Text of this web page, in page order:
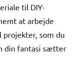
til DIY-
at arbejde
som du
din fantasi sætter